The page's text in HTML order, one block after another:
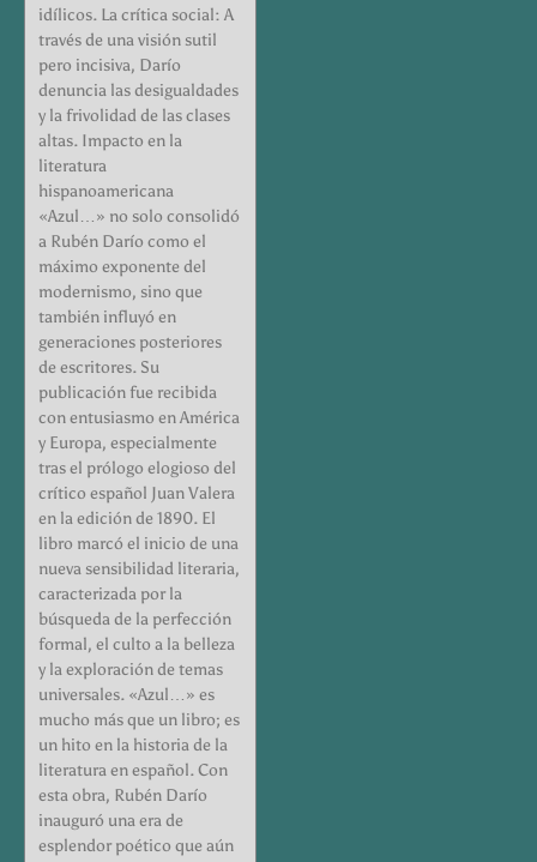
idílicos. La crítica social: A
través de una visión sutil
pero incisiva, Darío
denuncia las desigualdades
y la frivolidad de las clases
altas. Impacto en la
literatura
hispanoamericana
«Azul…» no solo consolidó
a Rubén Darío como el
máximo exponente del
modernismo, sino que
también influyó en
generaciones posteriores
de escritores. Su
publicación fue recibida
con entusiasmo en América
y Europa, especialmente
tras el prólogo elogioso del
crítico español Juan Valera
en la edición de 1890. El
libro marcó el inicio de una
nueva sensibilidad literaria,
caracterizada por la
búsqueda de la perfección
formal, el culto a la belleza
y la exploración de temas
universales. «Azul…» es
mucho más que un libro; es
un hito en la historia de la
literatura en español. Con
esta obra, Rubén Darío
inauguró una era de
esplendor poético que aún